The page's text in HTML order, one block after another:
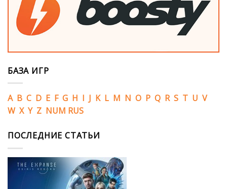
БАЗА ИГР
A B C D E F G H I J K L M N O P Q R S T U V
W X Y Z NUM RUS
ПОСЛЕДНИЕ СТАТЬИ